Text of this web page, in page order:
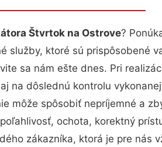
Štvrtok na Ostrove?
služby, ktoré sú prispôsobené
sa nám ešte dnes. Pri
na dôslednú kontrolu
môže spôsobiť nepríjemné a
ochota, korektný
zákazníka, ktorá je pre nás